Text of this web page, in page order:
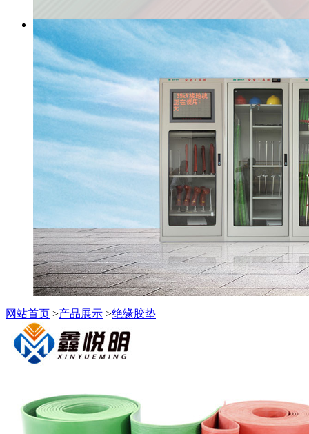
网站首页 >产品展示 >绝缘胶垫